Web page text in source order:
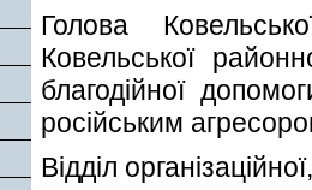
Голова
Ковельської
благодійної
російським
Відділ